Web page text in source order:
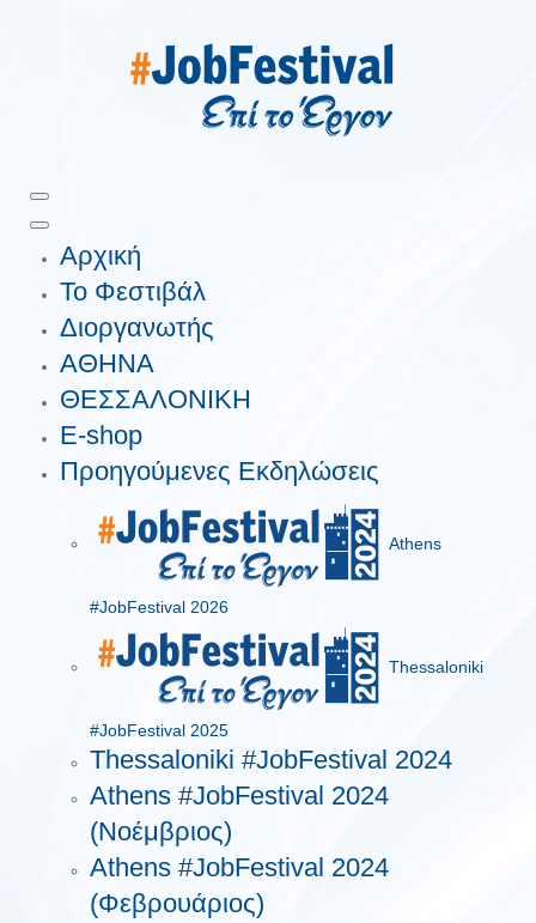
Αρχική
Το Φεστιβάλ
Διοργανωτής
ΑΘΗΝΑ
ΘΕΣΣΑΛΟΝΙΚΗ
E-shop
Προηγούμενες Εκδηλώσεις
Athens
#JobFestival 2026
Thessaloniki
#JobFestival 2025
Thessaloniki #JobFestival 2024
Athens #JobFestival 2024
(Νοέμβριος)
Athens #JobFestival 2024
(Φεβρουάριος)